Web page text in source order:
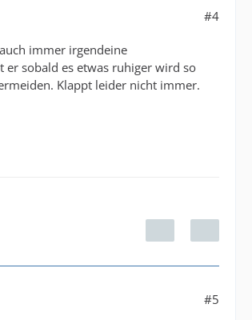
#4
immer irgendeine
er sobald es etwas ruhiger wird so
Klappt leider nicht immer.
#5